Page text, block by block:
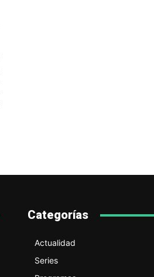
Categorías
Actualidad
Series